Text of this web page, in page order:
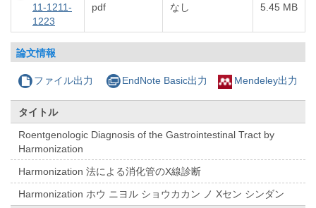
11-1211-
1223
pdf なし 5.45 MB
論文情報
ファイル出力 EndNote Basic出力 Mendeley出力
タイトル
Roentgenologic Diagnosis of the Gastrointestinal Tract by
Harmonization
Harmonization 法による消化管のX線診断
Harmonization ホウ ニヨル ショウカカン ノ Xセン シンダン